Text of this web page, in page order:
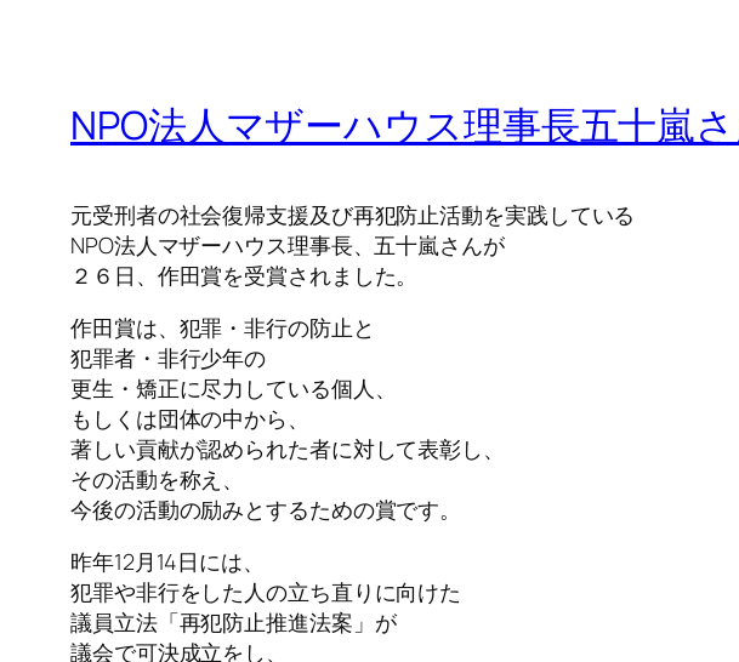
NPO法人マザーハウス理事長五十嵐
元受刑者の社会復帰支援及び再犯防止活動を実践している
NPO法人マザーハウス理事長、五十嵐さんが
２６日、作田賞を受賞されました。
作田賞は、犯罪・非行の防止と
犯罪者・非行少年の
更生・矯正に尽力している個人、
もしくは団体の中から、
著しい貢献が認められた者に対して表彰し、
その活動を称え、
今後の活動の励みとするための賞です。
昨年12月14日には、
犯罪や非行をした人の立ち直りに向けた
議員立法「再犯防止推進法案」が
議会で可決成立をし、